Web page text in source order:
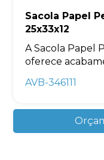
Sacola Papel
25x33x12
A Sacola Papel
oferece
AVB-346111